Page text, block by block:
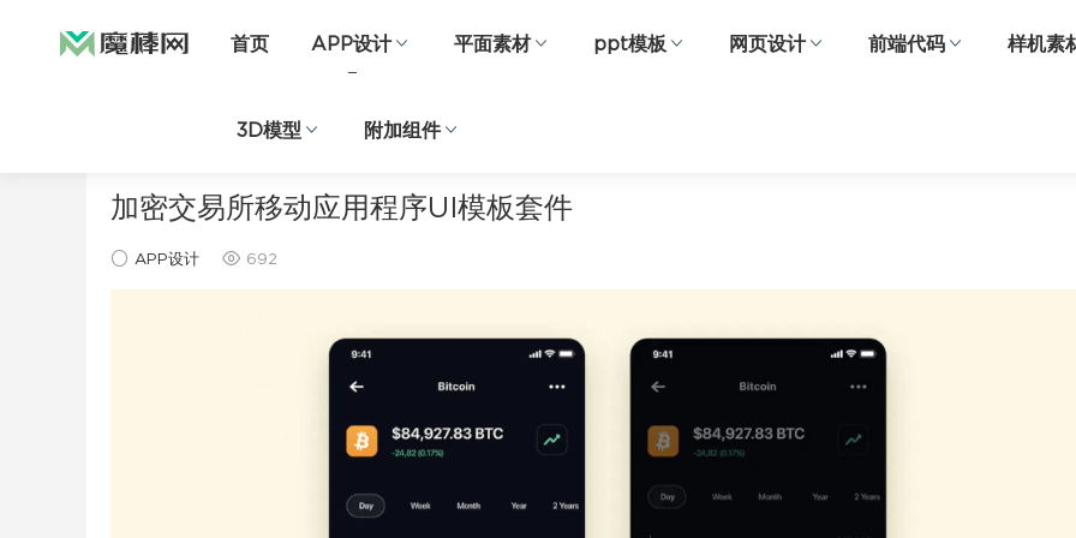
首页 APP设计 平面素材 ppt模板 网页设计 前端代码 样机素
3D模型 附加组件
APP设计
加密交易所移动应用程序UI模板套件
APP设计 692